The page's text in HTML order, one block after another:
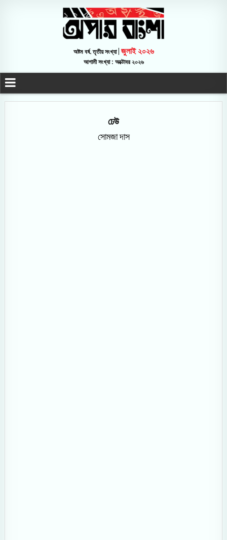
অষ্টম বর্ষ, তৃতীয় সংখ্যা | জুলাই ২০২৬
আগামী সংখ্যা : অক্টোবর ২০২৬
ঢেউ
সোমজা দাস